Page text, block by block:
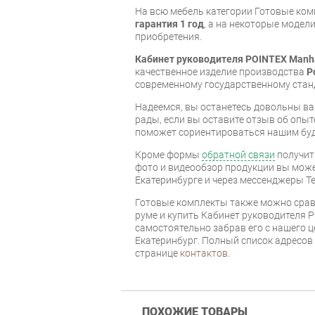
На всю мебель категории Готовые
гарантия 1 год, а на некоторые
приобретения.
Кабинет руководителя POINTEX
качественное изделие производства
современному государственному
Надеемся, вы останетесь довольны
рады, если вы оставите отзыв об
поможет сориентироваться нашим
Кроме формы обратной связи
фото и видеообзор продукции вы
Екатеринбурге и через мессенджеры
Готовые комплекты также можно
руме и купить Кабинет руководителя
самостоятельно забрав его с нашего
Екатеринбург. Полный список
странице контактов.
ПОХОЖИЕ ТОВАРЫ